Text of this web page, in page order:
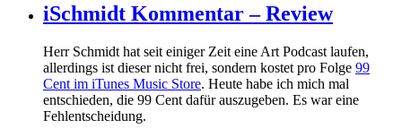
iSchmidt Kommentar – Review
Herr Schmidt hat seit einiger Zeit eine Art Podcast laufen,
allerdings ist dieser nicht frei, sondern kostet pro Folge 99
Cent im iTunes Music Store. Heute habe ich mich mal
entschieden, die 99 Cent dafür auszugeben. Es war eine
Fehlentscheidung.